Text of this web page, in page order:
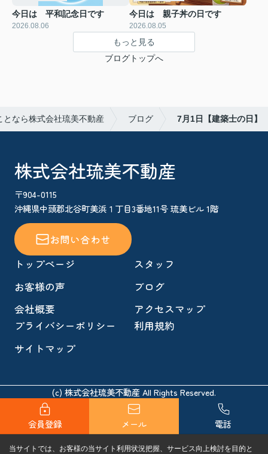
今日は 平和記念日です
2026.08.06
今日は 親子丼の日です
2026.08.05
もっと見る
ブログトップへ
なら株式会社琉美不動産 ブログ 7月1日【建築士の日】
株式会社琉美不動産
〒904-0115
沖縄県中頭郡北谷町美浜１丁目3番地11号 琉美ビル 1階
お問い合わせ
トップページ
スタッフ
お客様の声
ブログ
会社概要
アクセスマップ
プライバシーポリシー
利用規約
サイトマップ
(c) 株式会社琉美不動産 All Rights Reserved.
会員登録 メール 電話
当サイトでは、お客様の当サイト利用状況把握、サービス向上検討を目的と